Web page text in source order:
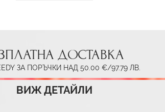
ДОСТАВКА
ЗА ПОРЪЧКИ НАД 50.00 €/97.79 ЛВ.
ВИЖ ДЕТАЙЛИ